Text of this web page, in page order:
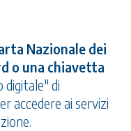
Nazionale dei
o una chiavetta
di
accedere ai servizi